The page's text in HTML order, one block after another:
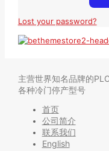
Lost your password?
主营世界知名品牌的
各种冷门停产型号
首页
公司简介
联系我们
English